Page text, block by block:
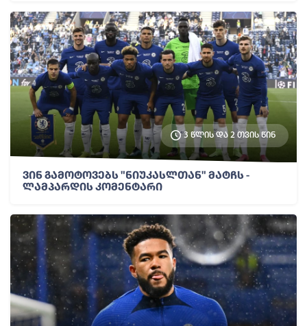
3 წლის და 2 თვის წინ
ვინ გამოტოვებს "ნიუკასლთან" მატჩს -
ლამპარდის კომენტარი